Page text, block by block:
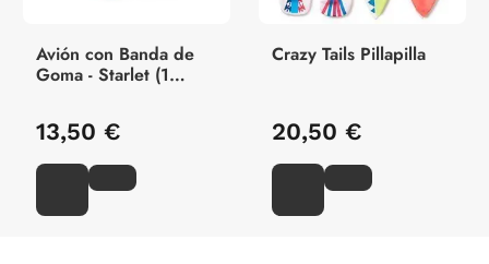
Avión con Banda de
Goma - Starlet (1
13,50 €
Crazy Tails Pillapilla
20,50 €